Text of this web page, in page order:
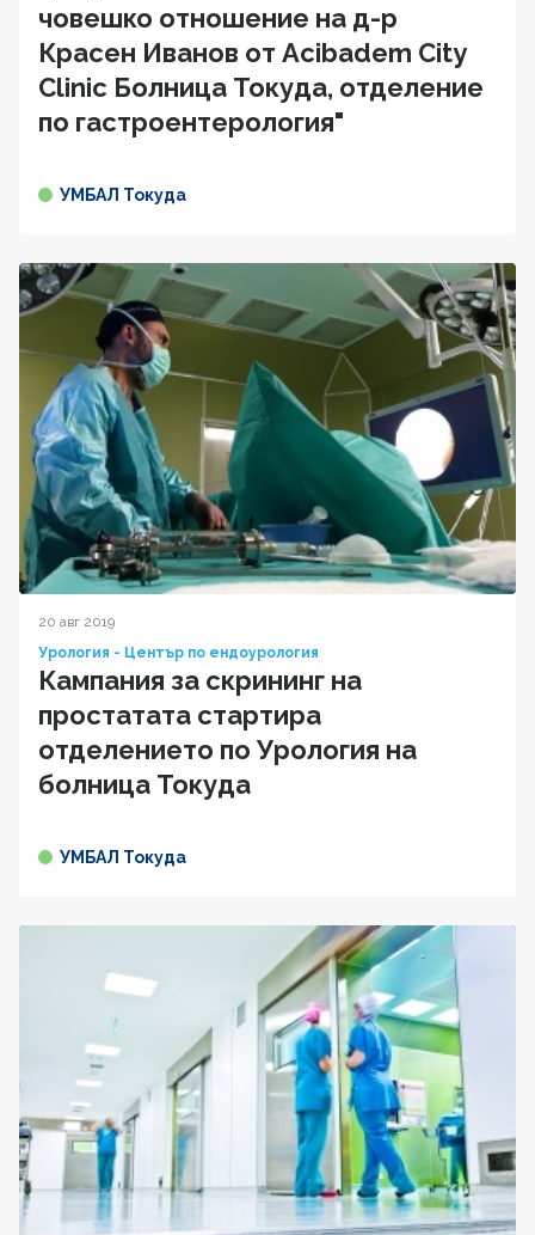
човешко отношение на д-р
Красен Иванов от Acibadem City
Clinic Болница Токуда, отделение
по гастроентерология"
УМБАЛ Токуда
20 авг 2019
Урология - Център по ендоурология
Кампания за скрининг на
простатата стартира
отделението по Урология на
болница Токуда
УМБАЛ Токуда